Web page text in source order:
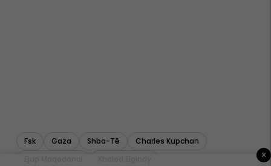
Fsk Gaza Shba-Të
Charles Kupchan
×